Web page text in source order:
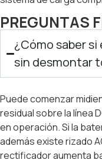
PREGUNTAS
¿Cómo saber si
sin desmontar
Puede comenzar
residual sobre la línea
en operación. Si la
además existe rizado
rectificador aumenta